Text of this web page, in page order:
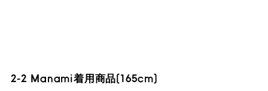
2-2 Manami着用商品(165cm)